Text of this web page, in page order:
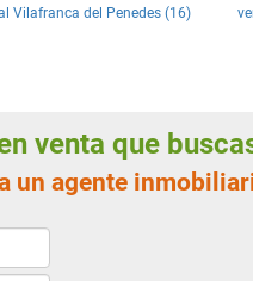
Vilafranca del Penedes (16)
venta que
un agente